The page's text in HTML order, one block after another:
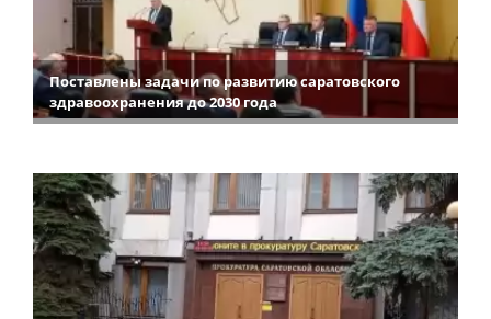
Поставлены задачи по развитию саратовского
здравоохранения до 2030 года